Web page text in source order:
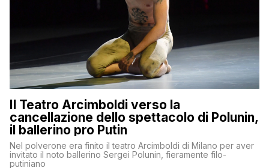
Il Teatro Arcimboldi verso la
cancellazione dello spettacolo di Polunin,
il ballerino pro Putin
Nel polverone era finito il teatro Arcimboldi di Milano per aver
invitato il noto ballerino Sergei Polunin, fieramente filo-
putiniano